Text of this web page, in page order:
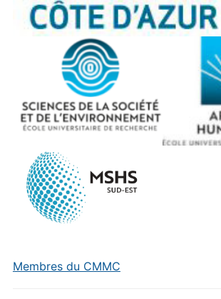
Membres du CMMC